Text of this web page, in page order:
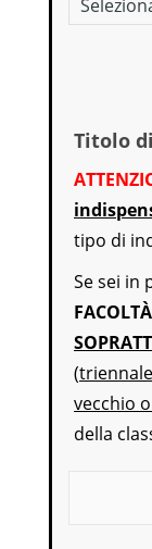
Titolo
tipo di
Se sei in
FACOLTÀ
(
vecchio
della